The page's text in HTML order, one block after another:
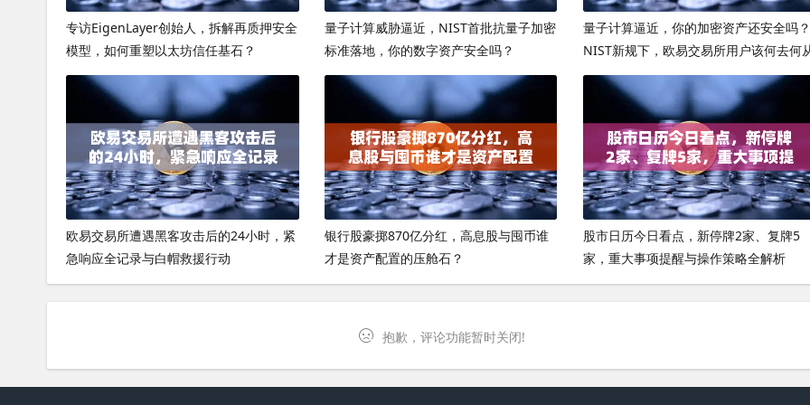
专访EigenLayer创始人，拆解再质押安全
模型，如何重塑以太坊信任基石？
量子计算威胁逼近，NIST首批抗量子加密
标准落地，你的数字资产安全吗？
量子计算逼近，你的加密资产还安全吗？
NIST新规下，欧易交易所用户该何去何
欧易交易所遭遇黑客攻击后的24小时，紧
急响应全记录与白帽救援行动
银行股豪掷870亿分红，高息股与囤币谁
才是资产配置的压舱石？
股市日历今日看点，新停牌2家、复牌5
家，重大事项提醒与操作策略全解析
抱歉，评论功能暂时关闭!